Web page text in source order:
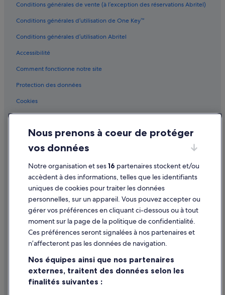
Conditions générales de vente (à l’exception des réservations Abritel)
Conditions générales d’utilisation de One Key™
Conditions générales d’utilisation Abritel
Accessibilité
Comment fonctionne notre site
Protection des données
Cookies
Mentions légales / Nous contacter
Directives de contenu et signalement de contenus
Aide
Assistance
Annuler votre vol
Annuler une réservation d'hôtel ou de location de vacances
Délais de remboursement
Documents de voyage internationaux
Nous prenons à coeur de protéger
vos données
Notre organisation et ses16 partenaires stockent et/ou
accèdent à des informations, telles que les identifiants
uniques de cookies pour traiter les données
personnelles, sur un appareil. Vous pouvez accepter ou
gérer vos préférences en cliquant ci-dessous ou à tout
moment sur la page de la politique de confidentialité.
Ces préférences seront signalées à nos partenaires et
n’affecteront pas les données de navigation.
Nos équipes ainsi que nos partenaires
externes, traitent des données selon les
finalités suivantes :